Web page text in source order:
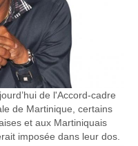
de l'Accord-cadre
de Martinique, certains
et aux Martiniquais
imposée dans leur dos.